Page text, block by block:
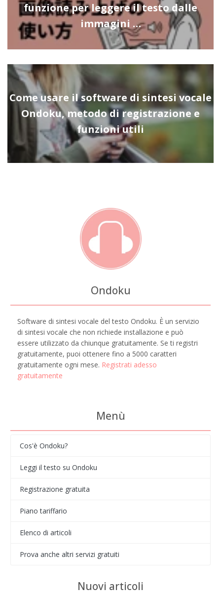
funzione per leggere il testo dalle
immagini …
Come usare il software di sintesi vocale
Ondoku, metodo di registrazione e
funzioni utili
Ondoku
Software di sintesi vocale del testo Ondoku. È un servizio
di sintesi vocale che non richiede installazione e può
essere utilizzato da chiunque gratuitamente. Se ti registri
gratuitamente, puoi ottenere fino a 5000 caratteri
gratuitamente ogni mese. Registrati adesso
gratuitamente
Menù
Cos'è Ondoku?
Leggi il testo su Ondoku
Registrazione gratuita
Piano tariffario
Elenco di articoli
Prova anche altri servizi gratuiti
Nuovi articoli